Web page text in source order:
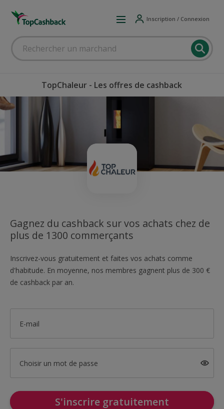
Inscription / Connexion
TopChaleur - Les offres de cashback
Gagnez du cashback sur vos achats chez de
plus de 1300 commerçants
Inscrivez-vous gratuitement et faites vos achats comme
d'habitude. En moyenne, nos membres gagnent plus de 300 €
de cashback par an.
E-mail
Choisir un mot de passe
S'inscrire gratuitement